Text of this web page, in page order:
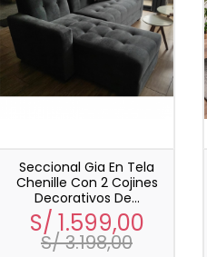
Seccional Gia En Tela
Chenille Con 2 Cojines
Decorativos De...
Precio
S/ 1.599,00Precio
S/ 3.198,00